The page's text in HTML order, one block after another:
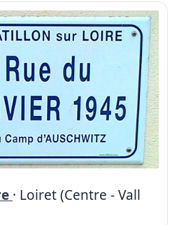
· Loiret (Centre - Vall